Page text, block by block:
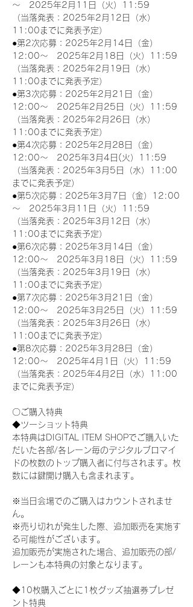
～　2025年2月11日（火）11:59
（当落発表：2025年2月12日（水）
11:00までに発表予定）
●第2次応募：2025年2月14日（金）
12:00～　2025年2月18日（火）11:59
（当落発表：2025年2月19日（水）
11:00までに発表予定）
●第3次応募：2025年2月21日（金）
12:00～　2025年2月25日（火）11:59
（当落発表：2025年2月26日（水）
11:00までに発表予定）
●第4次応募：2025年2月28日（金）
12:00～　2025年3月4日(火）11:59
（当落発表：2025年3月5日（水）11:00
までに発表予定）
●第5次応募：2025年3月7日（金）12:00
～　2025年3月11日（火）11:59
（当落発表：2025年3月12日（水）
11:00までに発表予定）
●第6次応募：2025年3月14日（金）
12:00～　2025年3月18日（火）11:59
（当落発表：2025年3月19日（水）
11:00までに発表予定）
●第7次応募：2025年3月21日（金）
12:00～　2025年3月25日（火）11:59
（当落発表：2025年3月26日（水）
11:00までに発表予定）
●第8次応募：2025年3月28日（金）
12:00～　2025年4月1日（火）11:59
（当落発表：2025年4月2日（水）11:00
までに発表予定）
〇ご購入特典
◆ツーショット特典
本特典はDIGITAL ITEM SHOPでご購入いた
だいた各部/各レーン毎のデジタルブロマイ
ドの枚数のトップ購入者に付与されます。枚
数には鍵開け購入も含まれます。
※当日会場でのご購入はカウントされませ
ん。
※売り切れが発生した際、追加販売を実施す
る可能性がございます。
追加販売が実施された場合、追加販売の部/
レーンも本特典の対象となります。
◆10枚購入ごとに1枚グッズ抽選券プレゼ
ント特典